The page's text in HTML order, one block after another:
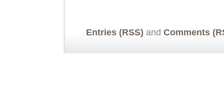
Entries (RSS) and Comments